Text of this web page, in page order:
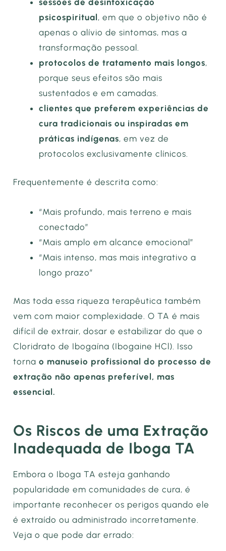
sessões de desintoxicação
psicospiritual, em que o objetivo não é
apenas o alívio de sintomas, mas a
transformação pessoal.
protocolos de tratamento mais longos,
porque seus efeitos são mais
sustentados e em camadas.
clientes que preferem experiências de
cura tradicionais ou inspiradas em
práticas indígenas, em vez de
protocolos exclusivamente clínicos.
Frequentemente é descrita como:
“Mais profundo, mais terreno e mais
conectado”
“Mais amplo em alcance emocional”
“Mais intenso, mas mais integrativo a
longo prazo”
Mas toda essa riqueza terapêutica também
vem com maior complexidade. O TA é mais
difícil de extrair, dosar e estabilizar do que o
Cloridrato de Ibogaína (Ibogaine HCl). Isso
tornao manuseio profissional do processo de
extração não apenas preferível, mas
essencial.
Os Riscos de uma Extração
Inadequada de Iboga TA
Embora o Iboga TA esteja ganhando
popularidade em comunidades de cura, é
importante reconhecer os perigos quando ele
é extraído ou administrado incorretamente.
Veja o que pode dar errado: